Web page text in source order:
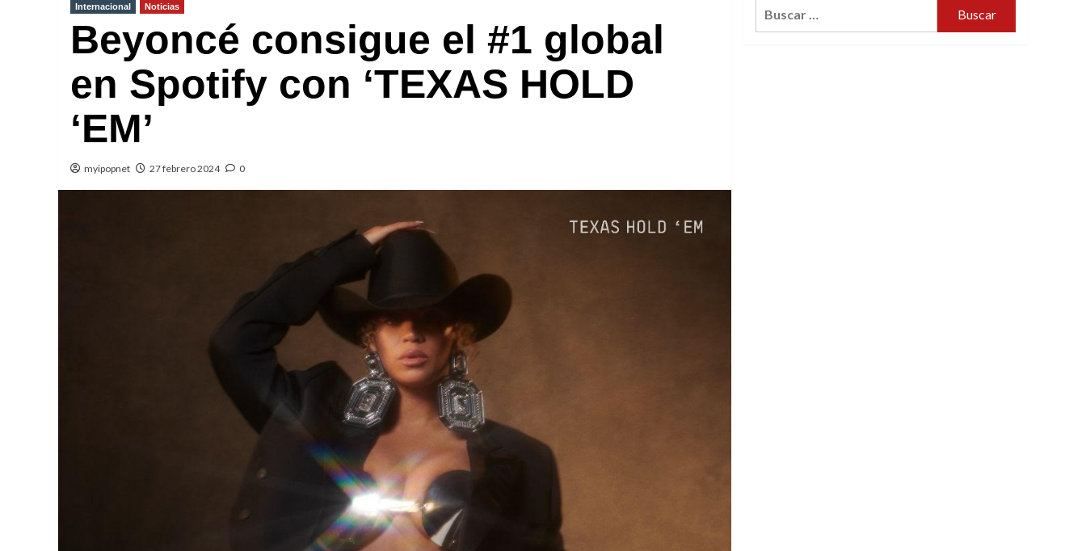
Internacional Noticias
Beyoncé consigue el #1 global
en Spotify con ‘TEXAS HOLD
‘EM’
myipopnet 27 febrero 2024 0